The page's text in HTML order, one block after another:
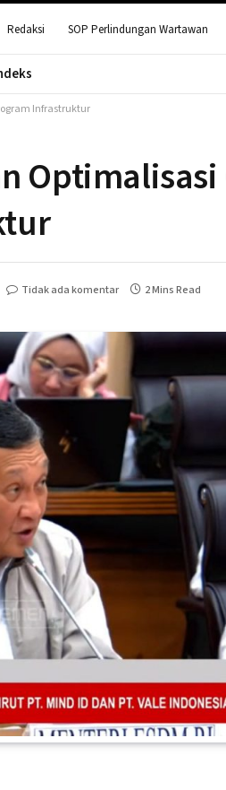
Redaksi SOP Perlindungan Wartawan
Infrastruktur
Tidak ada komentar 2 Mins Read